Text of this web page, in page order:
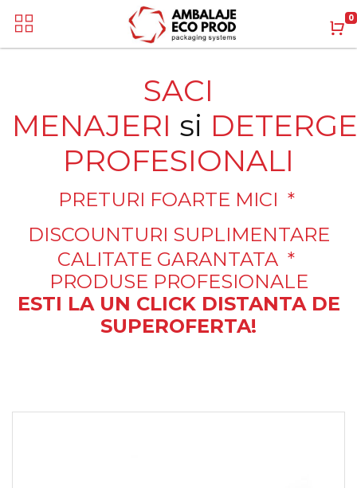
0
SACI
MENAJERI si
PROFESIONALI
PRETURI FOARTE MICI *
DISCOUNTURI SUPLIMENTARE
CALITATE GARANTATA *
PRODUSE PROFESIONALE
ESTI LA UN CLICK DISTANTA DE
SUPEROFERTA!